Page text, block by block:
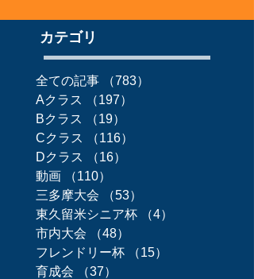
カテゴリ
全ての記事 （783）
Aクラス
（197）
Bクラス
（19）
Cクラス
（116）
Dクラス
（16）
動画
（110）
三多摩大会
（53）
東久留米シニア杯
（4）
市内大会
（48）
フレンドリー杯
（15）
育成会
（37）